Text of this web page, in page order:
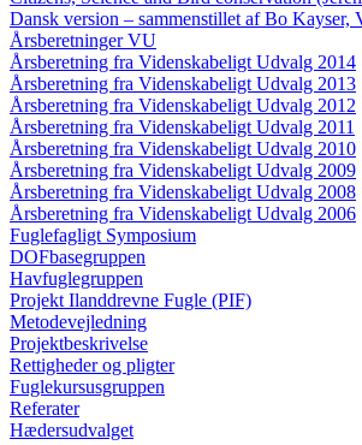
Dansk version – sammenstillet af Bo Kayser,
Årsberetninger VU
Årsberetning fra Videnskabeligt Udvalg 2014
Årsberetning fra Videnskabeligt Udvalg 2013
Årsberetning fra Videnskabeligt Udvalg 2012
Årsberetning fra Videnskabeligt Udvalg 2011
Årsberetning fra Videnskabeligt Udvalg 2010
Årsberetning fra Videnskabeligt Udvalg 2009
Årsberetning fra Videnskabeligt Udvalg 2008
Årsberetning fra Videnskabeligt Udvalg 2006
Fuglefagligt Symposium
DOFbasegruppen
Havfuglegruppen
Projekt Ilanddrevne Fugle (PIF)
Metodevejledning
Projektbeskrivelse
Rettigheder og pligter
Fuglekursusgruppen
Referater
Hædersudvalget